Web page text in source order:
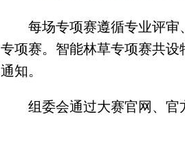
每场专项赛遵循专业评审
专项赛。智能林草专项赛共
通知。
组委会通过大赛官网、